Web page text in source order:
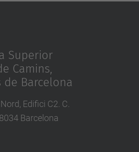
Superior
Camins,
de Barcelona
Edifici C2. C.
Barcelona